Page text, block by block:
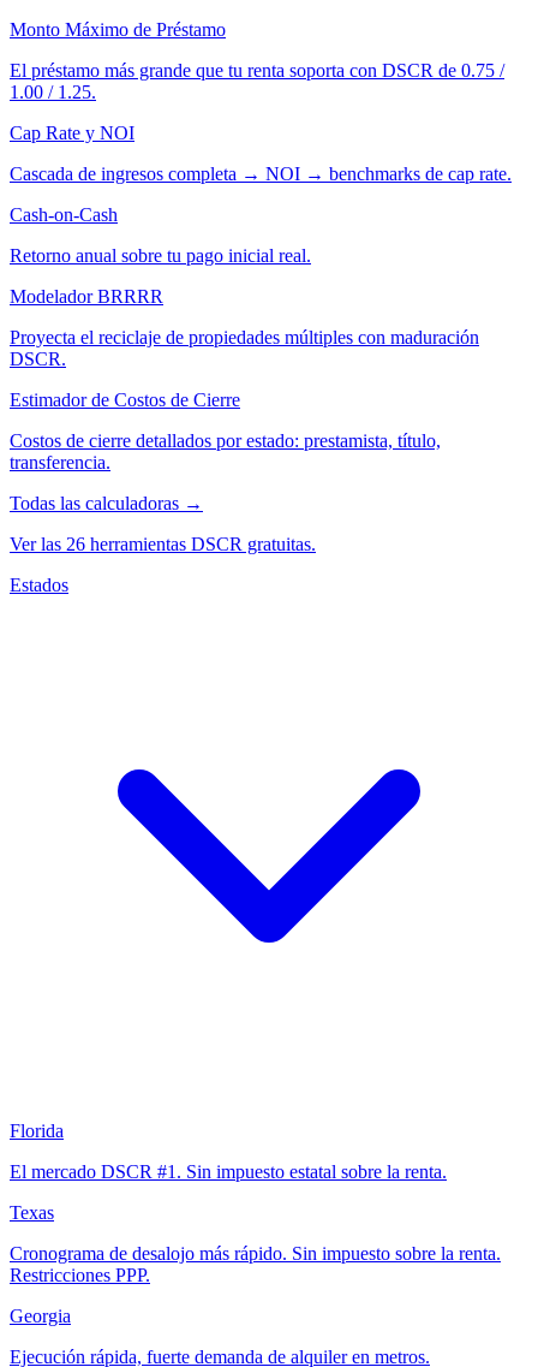
Monto Máximo de Préstamo
El préstamo más grande que tu renta soporta con DSCR de 0.75 /
1.00 / 1.25.
Cap Rate y NOI
Cascada de ingresos completa → NOI → benchmarks de cap rate.
Cash-on-Cash
Retorno anual sobre tu pago inicial real.
Modelador BRRRR
Proyecta el reciclaje de propiedades múltiples con maduración
DSCR.
Estimador de Costos de Cierre
Costos de cierre detallados por estado: prestamista, título,
transferencia.
Todas las calculadoras →
Ver las 26 herramientas DSCR gratuitas.
Estados
Florida
El mercado DSCR #1. Sin impuesto estatal sobre la renta.
Texas
Cronograma de desalojo más rápido. Sin impuesto sobre la renta.
Restricciones PPP.
Georgia
Ejecución rápida, fuerte demanda de alquiler en metros.